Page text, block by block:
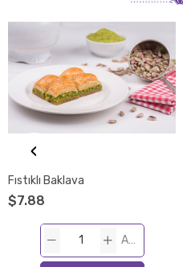
Fıstıklı Baklava
$7.88
ADET
‹